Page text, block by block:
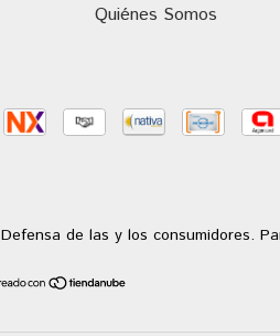
Quiénes Somos
Defensa de las y los consumidores.